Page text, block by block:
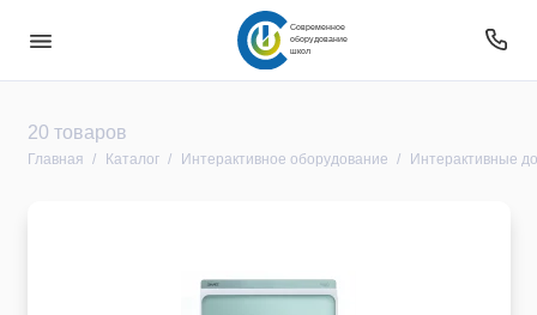
Современное
оборудование
школ
20 товаров
Главная Каталог Интерактивное оборудование Интерактивные
Безопасность
Компьютерное и цифровое оборудование